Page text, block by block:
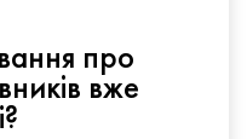
про
вже